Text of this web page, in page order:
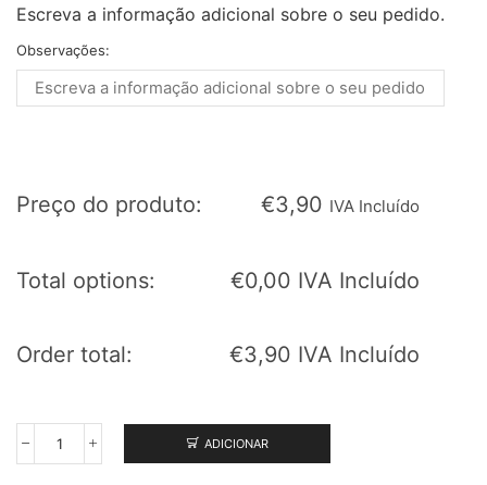
Escreva a informação adicional sobre o seu pedido.
Observações:
Preço do produto: €3,90 IVA Incluído
Total options: €0,00 IVA Incluído
Order total: €3,90 IVA Incluído
Quantidade
ADICIONAR